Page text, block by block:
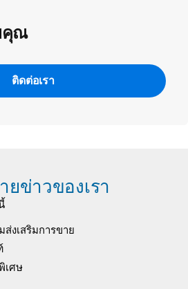
คุณ
ติดต่อเรา
ข่าวของเรา
งเสริมการขาย
เศษ